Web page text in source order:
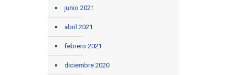
junio 2021
abril 2021
febrero 2021
diciembre 2020